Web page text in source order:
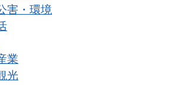
害・環境
業
光